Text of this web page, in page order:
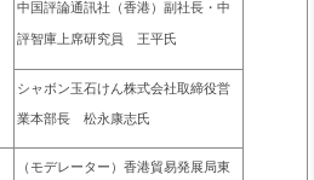
中国評論通訊社（香港）副社長・中
評智庫上席研究員 王平氏
シャボン玉石けん株式会社取締役営
業本部長 松永康志氏
（モデレーター）香港貿易発展局東